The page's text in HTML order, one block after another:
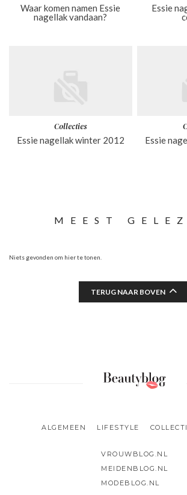
Waar komen namen Essie
nagellak vandaan?
Essie
Collecties
Essie nagellak winter 2012 Essie
MEEST
Niets gevonden om hier te tonen.
TERUG NAAR BOVEN
ALGEMEEN LIFESTYLE
VROUWBLOG.NL
MEIDENBLOG.NL
MODEBLOG.NL